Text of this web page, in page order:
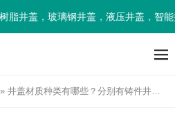
，玻璃钢井盖，液压井盖，智能井
» 井盖材质种类有哪些？分别有铸件井盖、树脂井盖、水泥井盖和复合井盖